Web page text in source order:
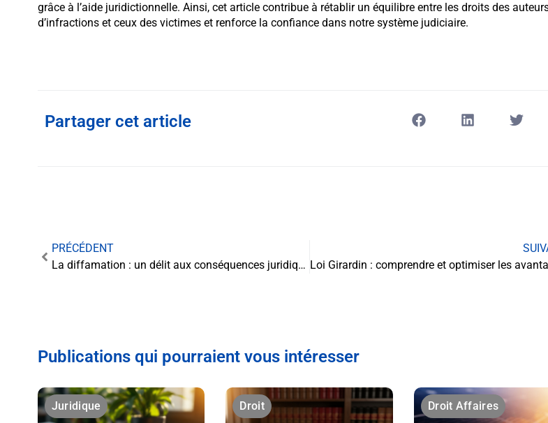
grâce à l’aide juridictionnelle. Ainsi, cet article contribue à rétablir un équilibre entre les droits des
d’infractions et ceux des victimes et renforce la confiance dans notre système judiciaire.
Partager cet article
PRÉCÉDENT
La diffamation : un délit aux conséquences juridiques et civiles
Publications qui pourraient vous intéresser
Juridique Droit Droit Affaires